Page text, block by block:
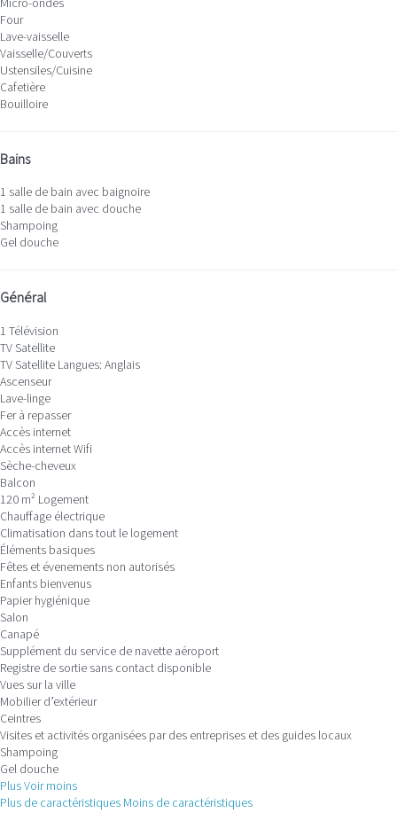
Four
Lave-vaisselle
Vaisselle/Couverts
Ustensiles/Cuisine
Cafetière
Bouilloire
Bains
1 salle de bain avec baignoire
1 salle de bain avec douche
Shampoing
Gel douche
Général
1 Télévision
TV Satellite
TV Satellite Langues: Anglais
Ascenseur
Lave-linge
Fer à repasser
Accès internet
Accès internetWifi
Sèche-cheveux
Balcon
120 m² Logement
Chauffage électrique
Climatisation dans tout le logement
Éléments basiques
Fêtes et évenements non autorisés
Enfants bienvenus
Papier hygiénique
Salon
Canapé
Supplément du service de navette aéroport
Registre de sortie sans contact disponible
Vues sur la ville
Mobilier d’extérieur
Ceintres
Visites et activités organisées par des entreprises et des guides locaux
Shampoing
Gel douche
PlusVoir moins
Plus de caractéristiques Moins de caractéristiques